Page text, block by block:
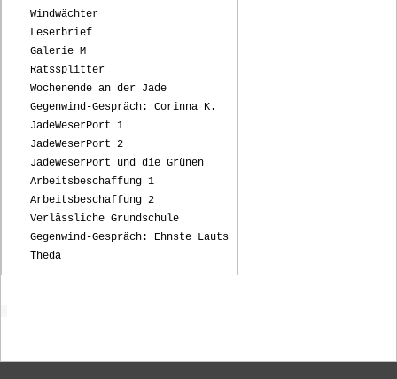
Windwächter
Leserbrief
Galerie M
Ratssplitter
Wochenende an der Jade
Gegenwind-Gespräch: Corinna K.
JadeWeserPort 1
JadeWeserPort 2
JadeWeserPort und die Grünen
Arbeitsbeschaffung 1
Arbeitsbeschaffung 2
Verlässliche Grundschule
Gegenwind-Gespräch: Ehnste Lauts
Theda